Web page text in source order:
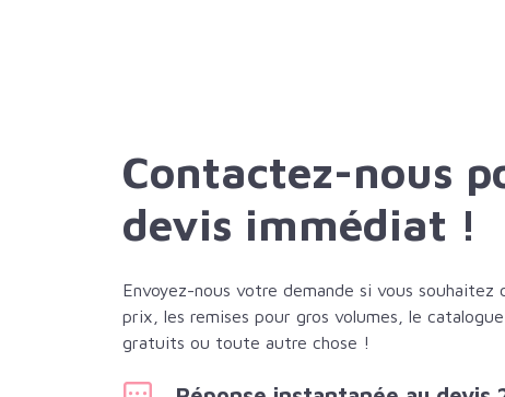
Contactez-nous
devis immédiat !
Envoyez-nous votre demande si vous souhaitez
prix, les remises pour gros volumes, le
gratuits ou toute autre chose !